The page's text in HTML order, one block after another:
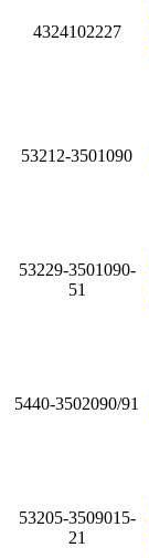
4324102227
53212-3501090
53229-3501090-
51
5440-3502090/91
53205-3509015-
21